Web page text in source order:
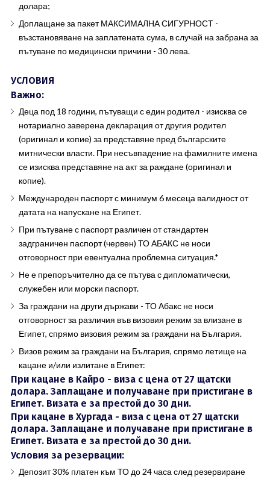
долара;
Доплащане за пакет МАКСИМАЛНА СИГУРНОСТ -
възстановяване на заплатената сума, в случай на забрана за
пътуване по медицински причини - 30 лева.
УСЛОВИЯ
Важно:
Деца под 18 години, пътуващи с един родител - изисква се
нотариално заверена декларация от другия родител
(оригинал и копие) за представяне пред българските
митнически власти. При несъвпадение на фамилните имена
се изисква представяне на акт за раждане (оригинал и
копие).
Международен паспорт с минимум 6 месеца валидност от
датата на напускане на Египет.
При пътуване с паспорт различен от стандартен
задграничен паспорт (червен) ТО АБАКС не носи
отговорност при евентуална проблемна ситуация.*
Не е препоръчително да се пътува с дипломатически,
служебен или морски паспорт.
За граждани на други държави - ТО Абакс не носи
отговорност за различия във визовия режим за влизане в
Египет, спрямо визовия режим за граждани на България.
Визов режим за граждани на България, спрямо летище на
кацане и/или излитане в Египет:
При кацане в Кайро - виза с цена от 27 щатски
долара. Заплащане и получаване при пристигане в
Египет. Визата е за престой до 30 дни.
При кацане в Хургада - виза с цена от 27 щатски
долара. Заплащане и получаване при пристигане в
Египет. Визата е за престой до 30 дни.
Условия за резервации:
Депозит 30% платен към ТО до 24 часа след резервиране